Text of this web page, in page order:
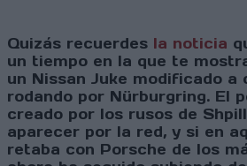
Quizás recuerdes la noticia
un tiempo en la que te
un Nissan Juke modificado a
rodando por Nürburgring. El
creado por los rusos de
aparecer por la red, y si en
retaba con Porsche de los